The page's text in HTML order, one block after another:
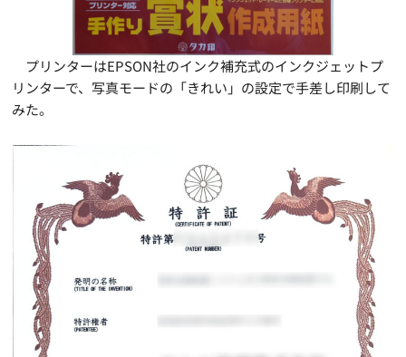
プリンターはEPSON社のインク補充式のインクジェットプ
リンターで、写真モードの「きれい」の設定で手差し印刷して
みた。